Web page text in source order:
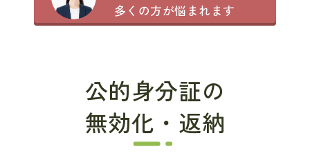
多くの方が悩まれます
公的身分証の
無効化・返納